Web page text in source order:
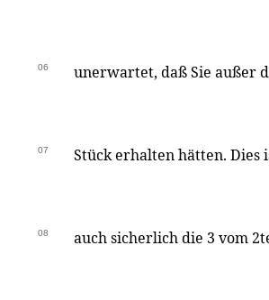
06 unerwartet, daß Sie außer
07 Stück erhalten hätten.
08 auch sicherlich die 3 vom